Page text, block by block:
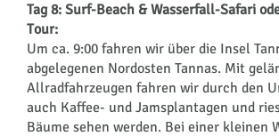
Tag 8: Surf-Beach & Wasserfall-Safari
Tour:
Um ca. 9:00 fahren wir über die Insel
abgelegenen Nordosten Tannas. Mit
Allradfahrzeugen fahren wir durch den
auch Kaffee- und Jamsplantagen und
Bäume sehen werden. Bei einer kleinen